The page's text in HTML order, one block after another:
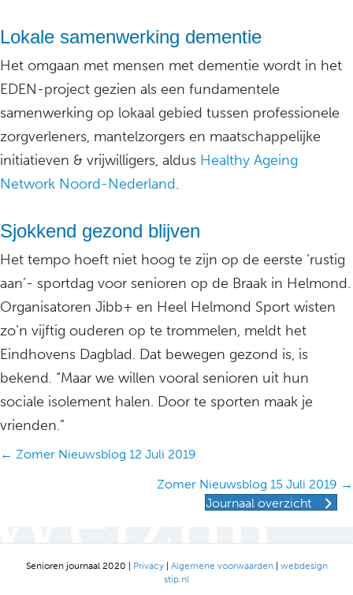
Lokale samenwerking dementie
Het omgaan met mensen met dementie wordt in het
EDEN-project gezien als een fundamentele
samenwerking op lokaal gebied tussen professionele
zorgverleners, mantelzorgers en maatschappelijke
initiatieven & vrijwilligers, aldus Healthy Ageing
Network Noord-Nederland.
Sjokkend gezond blijven
Het tempo hoeft niet hoog te zijn op de eerste ‘rustig
aan’- sportdag voor senioren op de Braak in Helmond.
Organisatoren Jibb+ en Heel Helmond Sport wisten
zo’n vijftig ouderen op te trommelen, meldt het
Eindhovens Dagblad. Dat bewegen gezond is, is
bekend. “Maar we willen vooral senioren uit hun
sociale isolement halen. Door te sporten maak je
vrienden.”
Posts
← Zomer Nieuwsblog 12 Juli 2019
Zomer Nieuwsblog 15 Juli 2019 →
Journaal overzicht
Senioren journaal 2020 | Privacy| Algemene voorwaarden| webdesign
stip.nl